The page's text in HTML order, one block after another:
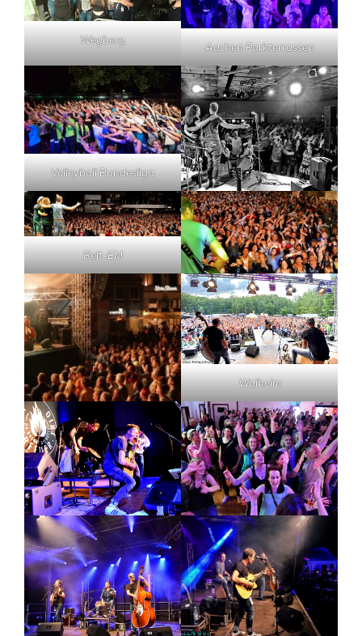
Wegberg
Aachen Parkterrassen
Volleyball Bundesliga
Reit-EM
Walheim